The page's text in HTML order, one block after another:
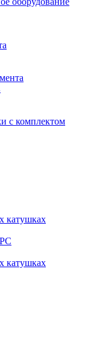
с комплектом
катушках
катушках